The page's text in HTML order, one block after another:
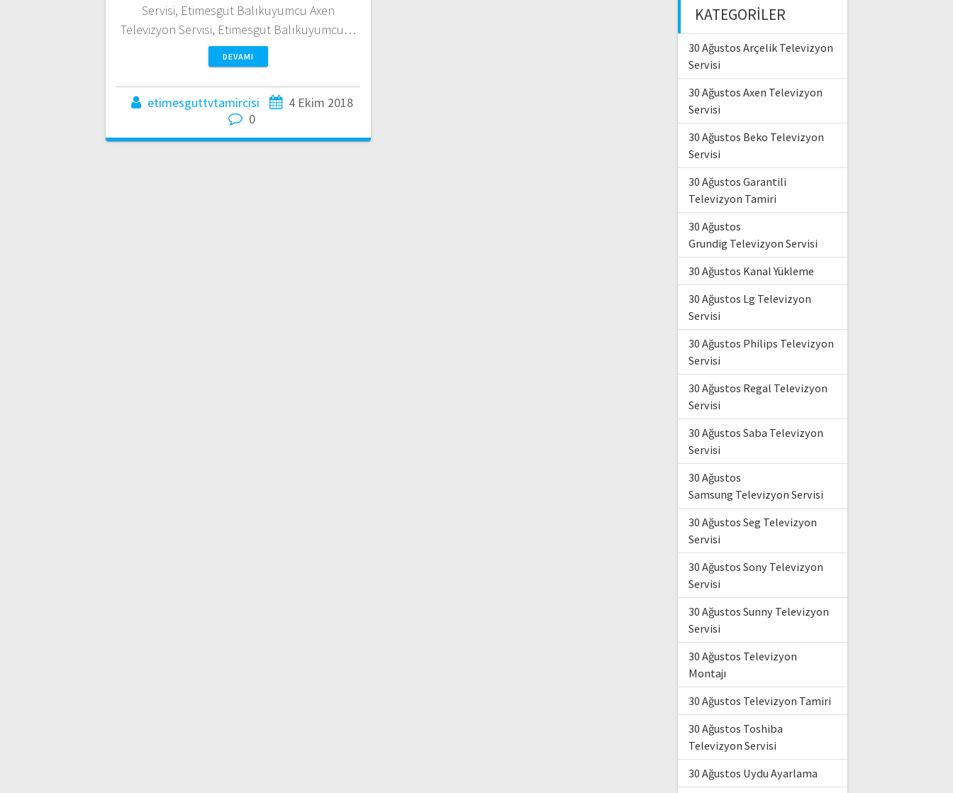
Servisi, Etimesgut Balıkuyumcu Axen
Televizyon Servisi, Etimesgut Balıkuyumcu…
DEVAMI
etimesguttvtamircisi
4 Ekim 2018
0
KATEGORILER
30 Ağustos Arçelik Televizyon
Servisi
30 Ağustos Axen Televizyon
Servisi
30 Ağustos Beko Televizyon
Servisi
30 Ağustos Garantili
Televizyon Tamiri
30 Ağustos
Grundig Televizyon Servisi
30 Ağustos Kanal Yükleme
30 Ağustos Lg Televizyon
Servisi
30 Ağustos Philips Televizyon
Servisi
30 Ağustos Regal Televizyon
Servisi
30 Ağustos Saba Televizyon
Servisi
30 Ağustos
Samsung Televizyon Servisi
30 Ağustos Seg Televizyon
Servisi
30 Ağustos Sony Televizyon
Servisi
30 Ağustos Sunny Televizyon
Servisi
30 Ağustos Televizyon
Montajı
30 Ağustos Televizyon Tamiri
30 Ağustos Toshiba
Televizyon Servisi
30 Ağustos Uydu Ayarlama